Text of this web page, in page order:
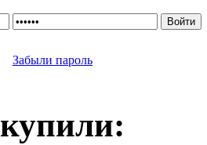
Забыли пароль
купили: